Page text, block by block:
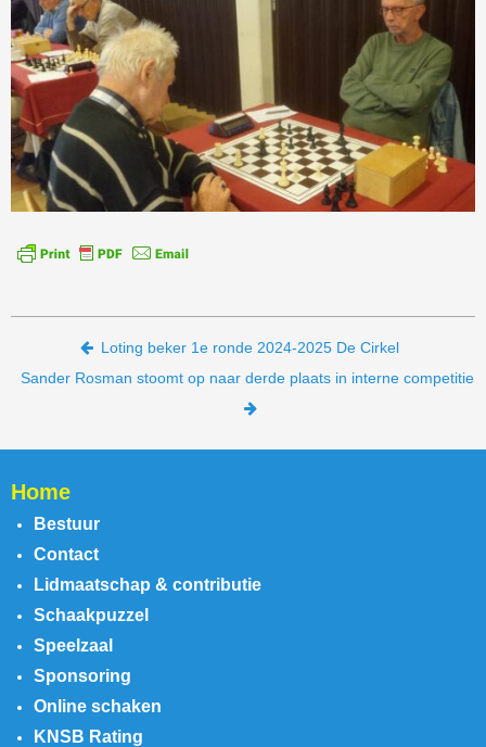
Home
Bestuur
Contact
Lidmaatschap & contributie
Schaakpuzzel
Speelzaal
Sponsoring
Online schaken
KNSB Rating
Bericht navigatie
Loting beker 1e ronde 2024-2025 De Cirkel
Sander Rosman stoomt op naar derde plaats in interne competitie